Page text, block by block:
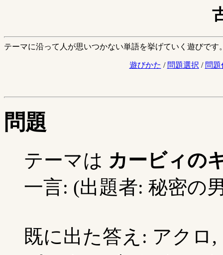
テーマに沿って人が思いつかない単語を挙げていく遊びです
遊びかた / 問題選択 / 問題
問題
テーマは カービィの
一言: (出題者: 秘密の
既に出た答え: アクロ